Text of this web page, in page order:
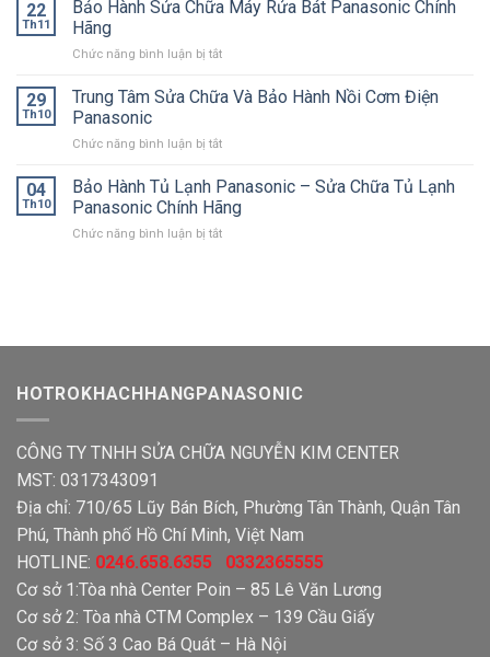
Quần
Bếp
Panasonic
Tại
22
Th11
Bảo Hành Sửa Chữa Máy Rửa Bát Panasonic Chính
Hãng
Chức năng bình luận bị tắtở
Hành
Máy
Bát
Panasonic
Chính
Hãng
29
Th10
Trung Tâm Sửa Chữa Và Bảo Hành Nồi Cơm Điện
Panasonic
Chức năng bình luận bị tắtở
Tâm
Sửa
Chữa
Và
Panasonic
04
Th10
Bảo Hành Tủ Lạnh Panasonic – Sửa Chữa Tủ Lạnh
Panasonic Chính Hãng
Chức năng bình luận bị tắtở
–
Tủ
Chính
HOTROKHACHHANGPANASONIC
CÔNG TY TNHH SỬA CHỮA NGUYỄN KIM CENTER
MST: 0317343091
Địa chỉ: 710/65 Lũy Bán Bích, Phường Tân Thành, Quận Tân
Phú, Thành phố Hồ Chí Minh, Việt Nam
HOTLINE: 0246.658.6355 0332365555
Cơ sở 1:Tòa nhà Center Poin – 85 Lê Văn Lương
Cơ sở 2: Tòa nhà CTM Complex – 139 Cầu Giấy
Cơ sở 3: Số 3 Cao Bá Quát – Hà Nội